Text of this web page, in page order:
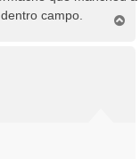
campo.